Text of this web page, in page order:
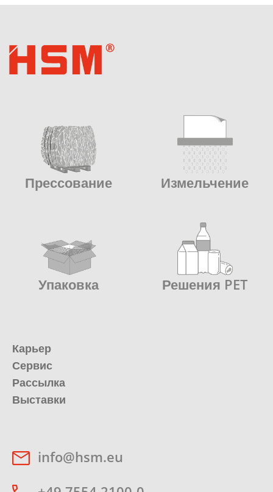
Прессование Измельчение
Упаковка Решения PET
Карьер
Сервис
Рассылка
Выставки
info@hsm.eu